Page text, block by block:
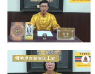
彌勒虔真金剛無上師